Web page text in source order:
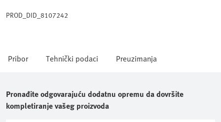
PROD_DID_8107242
Pribor Tehnički podaci Preuzimanja
Pronađite odgovarajuću dodatnu opremu da dovršite
kompletiranje vašeg proizvoda